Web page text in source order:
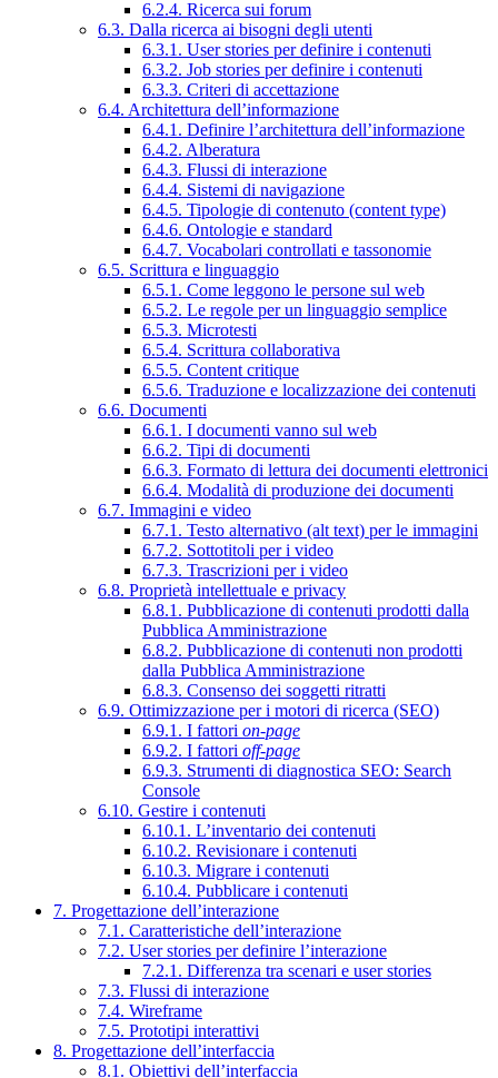
6.2.4. Ricerca sui forum
6.3. Dalla ricerca ai bisogni degli utenti
6.3.1. User stories per definire i contenuti
6.3.2. Job stories per definire i contenuti
6.3.3. Criteri di accettazione
6.4. Architettura dell’informazione
6.4.1. Definire l’architettura dell’informazione
6.4.2. Alberatura
6.4.3. Flussi di interazione
6.4.4. Sistemi di navigazione
6.4.5. Tipologie di contenuto (content type)
6.4.6. Ontologie e standard
6.4.7. Vocabolari controllati e tassonomie
6.5. Scrittura e linguaggio
6.5.1. Come leggono le persone sul web
6.5.2. Le regole per un linguaggio semplice
6.5.3. Microtesti
6.5.4. Scrittura collaborativa
6.5.5. Content critique
6.5.6. Traduzione e localizzazione dei contenuti
6.6. Documenti
6.6.1. I documenti vanno sul web
6.6.2. Tipi di documenti
6.6.3. Formato di lettura dei documenti elettronici
6.6.4. Modalità di produzione dei documenti
6.7. Immagini e video
6.7.1. Testo alternativo (alt text) per le immagini
6.7.2. Sottotitoli per i video
6.7.3. Trascrizioni per i video
6.8. Proprietà intellettuale e privacy
6.8.1. Pubblicazione di contenuti prodotti dalla
Pubblica Amministrazione
6.8.2. Pubblicazione di contenuti non prodotti
dalla Pubblica Amministrazione
6.8.3. Consenso dei soggetti ritratti
6.9. Ottimizzazione per i motori di ricerca (SEO)
6.9.1. I fattori on-page
6.9.2. I fattori off-page
6.9.3. Strumenti di diagnostica SEO: Search
Console
6.10. Gestire i contenuti
6.10.1. L’inventario dei contenuti
6.10.2. Revisionare i contenuti
6.10.3. Migrare i contenuti
6.10.4. Pubblicare i contenuti
7. Progettazione dell’interazione
7.1. Caratteristiche dell’interazione
7.2. User stories per definire l’interazione
7.2.1. Differenza tra scenari e user stories
7.3. Flussi di interazione
7.4. Wireframe
7.5. Prototipi interattivi
8. Progettazione dell’interfaccia
8.1. Obiettivi dell’interfaccia